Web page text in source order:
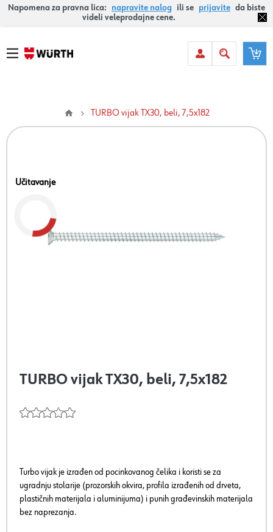
Napomena za pravna lica: napravite nalog ili se prijavite da biste
videli veleprodajne cene.
TURBO vijak TX30, beli, 7,5x182
Učitavanje
TURBO vijak TX30, beli, 7,5x182
Turbo vijak je izrađen od pocinkovanog čelika i koristi se za
ugradnju stolarije (prozorskih okvira, profila izrađenih od drveta,
plastičnih materijala i aluminijuma) i punih građevinskih materijala
bez naprezanja.